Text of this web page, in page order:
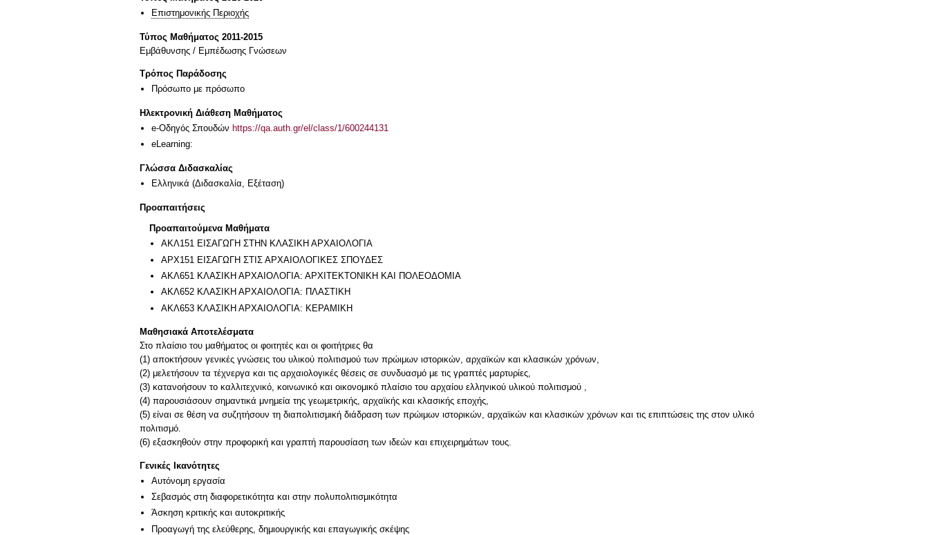
Επιστημονικής Περιοχής
Τύπος Μαθήματος 2011-2015
Εμβάθυνσης / Εμπέδωσης Γνώσεων
Τρόπος Παράδοσης
Πρόσωπο με πρόσωπο
Ηλεκτρονική Διάθεση Μαθήματος
e-Οδηγός Σπουδών https://qa.auth.gr/el/class/1/600244131
eLearning:
Γλώσσα Διδασκαλίας
Ελληνικά (Διδασκαλία, Εξέταση)
Προαπαιτήσεις
Προαπαιτούμενα Μαθήματα
ΑΚΛ151 ΕΙΣΑΓΩΓΗ ΣΤΗΝ ΚΛΑΣΙΚΗ ΑΡΧΑΙΟΛΟΓΙΑ
ΑΡΧ151 ΕΙΣΑΓΩΓΗ ΣΤΙΣ ΑΡΧΑΙΟΛΟΓΙΚΕΣ ΣΠΟΥΔΕΣ
ΑΚΛ651 ΚΛΑΣΙΚΗ ΑΡΧΑΙΟΛΟΓΙΑ: ΑΡΧΙΤΕΚΤΟΝΙΚΗ ΚΑΙ ΠΟΛΕΟΔΟΜΙΑ
ΑΚΛ652 ΚΛΑΣΙΚΗ ΑΡΧΑΙΟΛΟΓΙΑ: ΠΛΑΣΤΙΚΗ
ΑΚΛ653 ΚΛΑΣΙΚΗ ΑΡΧΑΙΟΛΟΓΙΑ: ΚΕΡΑΜΙΚΗ
Μαθησιακά Αποτελέσματα
Στο πλαίσιο του μαθήματος οι φοιτητές και οι φοιτήτριες θα
(1) αποκτήσουν γενικές γνώσεις του υλικού πολιτισμού των πρώιμων ιστορικών, αρχαϊκών και κλασικών χρόνων,
(2) μελετήσουν τα τέχνεργα και τις αρχαιολογικές θέσεις σε συνδυασμό με τις γραπτές μαρτυρίες,
(3) κατανοήσουν το καλλιτεχνικό, κοινωνικό και οικονομικό πλαίσιο του αρχαίου ελληνικού υλικού πολιτισμού ,
(4) παρουσιάσουν σημαντικά μνημεία της γεωμετρικής, αρχαϊκής και κλασικής εποχής,
(5) είναι σε θέση να συζητήσουν τη διαπολιτισμική διάδραση των πρώιμων ιστορικών, αρχαϊκών και κλασικών χρόνων και τις επιπτώσεις της στον υλικό
πολιτισμό.
Γενικές Ικανότητες
Αυτόνομη εργασία
Σεβασμός στη διαφορετικότητα και στην πολυπολιτισμικότητα
Άσκηση κριτικής και αυτοκριτικής
Προαγωγή της ελεύθερης, δημιουργικής και επαγωγικής σκέψης